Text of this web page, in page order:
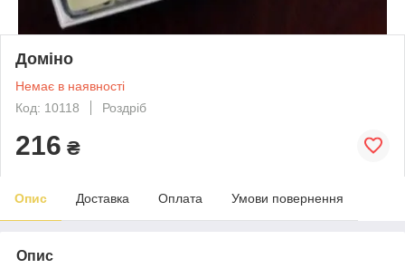
Доміно
Немає в наявності
Код: 10118
Роздріб
216 ₴
Опис Доставка Оплата Умови повернення
Опис